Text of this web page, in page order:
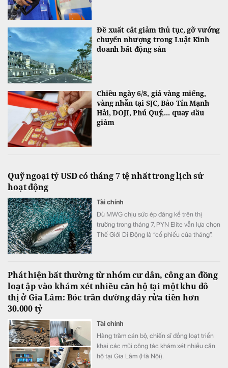
Đề xuất cắt giảm thủ tục, gỡ vướng
chuyển nhượng trong Luật Kinh
doanh bất động sản
Chiều ngày 6/8, giá vàng miếng,
vàng nhẫn tại SJC, Bảo Tín Mạnh
Hải, DOJI, Phú Quý,... quay đầu
giảm
Quỹ ngoại tỷ USD có tháng 7 tệ nhất trong lịch sử
hoạt động
Tài chính
Dù MWG chịu sức ép đáng kể trên thị
trường trong tháng 7, PYN Elite vẫn lựa chọn
Thế Giới Di Động là “cổ phiếu của tháng”.
Phát hiện bất thường từ nhóm cư dân, công an đồng
loạt ập vào khám xét nhiều căn hộ tại một khu đô
thị ở Gia Lâm: Bóc trần đường dây rửa tiền hơn
30.000 tỷ
Tài chính
Hàng trăm cán bộ, chiến sĩ đồng loạt triển
khai các mũi công tác khám xét nhiều căn
hộ tại Gia Lâm (Hà Nội).